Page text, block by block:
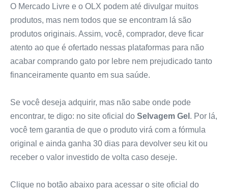
O Mercado Livre e o OLX podem até divulgar muitos
produtos, mas nem todos que se encontram lá são
produtos originais. Assim, você, comprador, deve ficar
atento ao que é ofertado nessas plataformas para não
acabar comprando gato por lebre nem prejudicado tanto
financeiramente quanto em sua saúde.
Se você deseja adquirir, mas não sabe onde pode
encontrar, te digo: no site oficial do Selvagem Gel . Por lá,
você tem garantia de que o produto virá com a fórmula
original e ainda ganha 30 dias para devolver seu kit ou
receber o valor investido de volta caso deseje.
Clique no botão abaixo para acessar o site oficial do